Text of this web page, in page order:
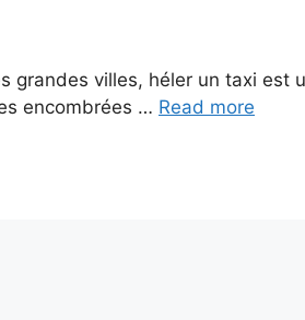
grandes villes, héler un taxi est
encombrées … Read more